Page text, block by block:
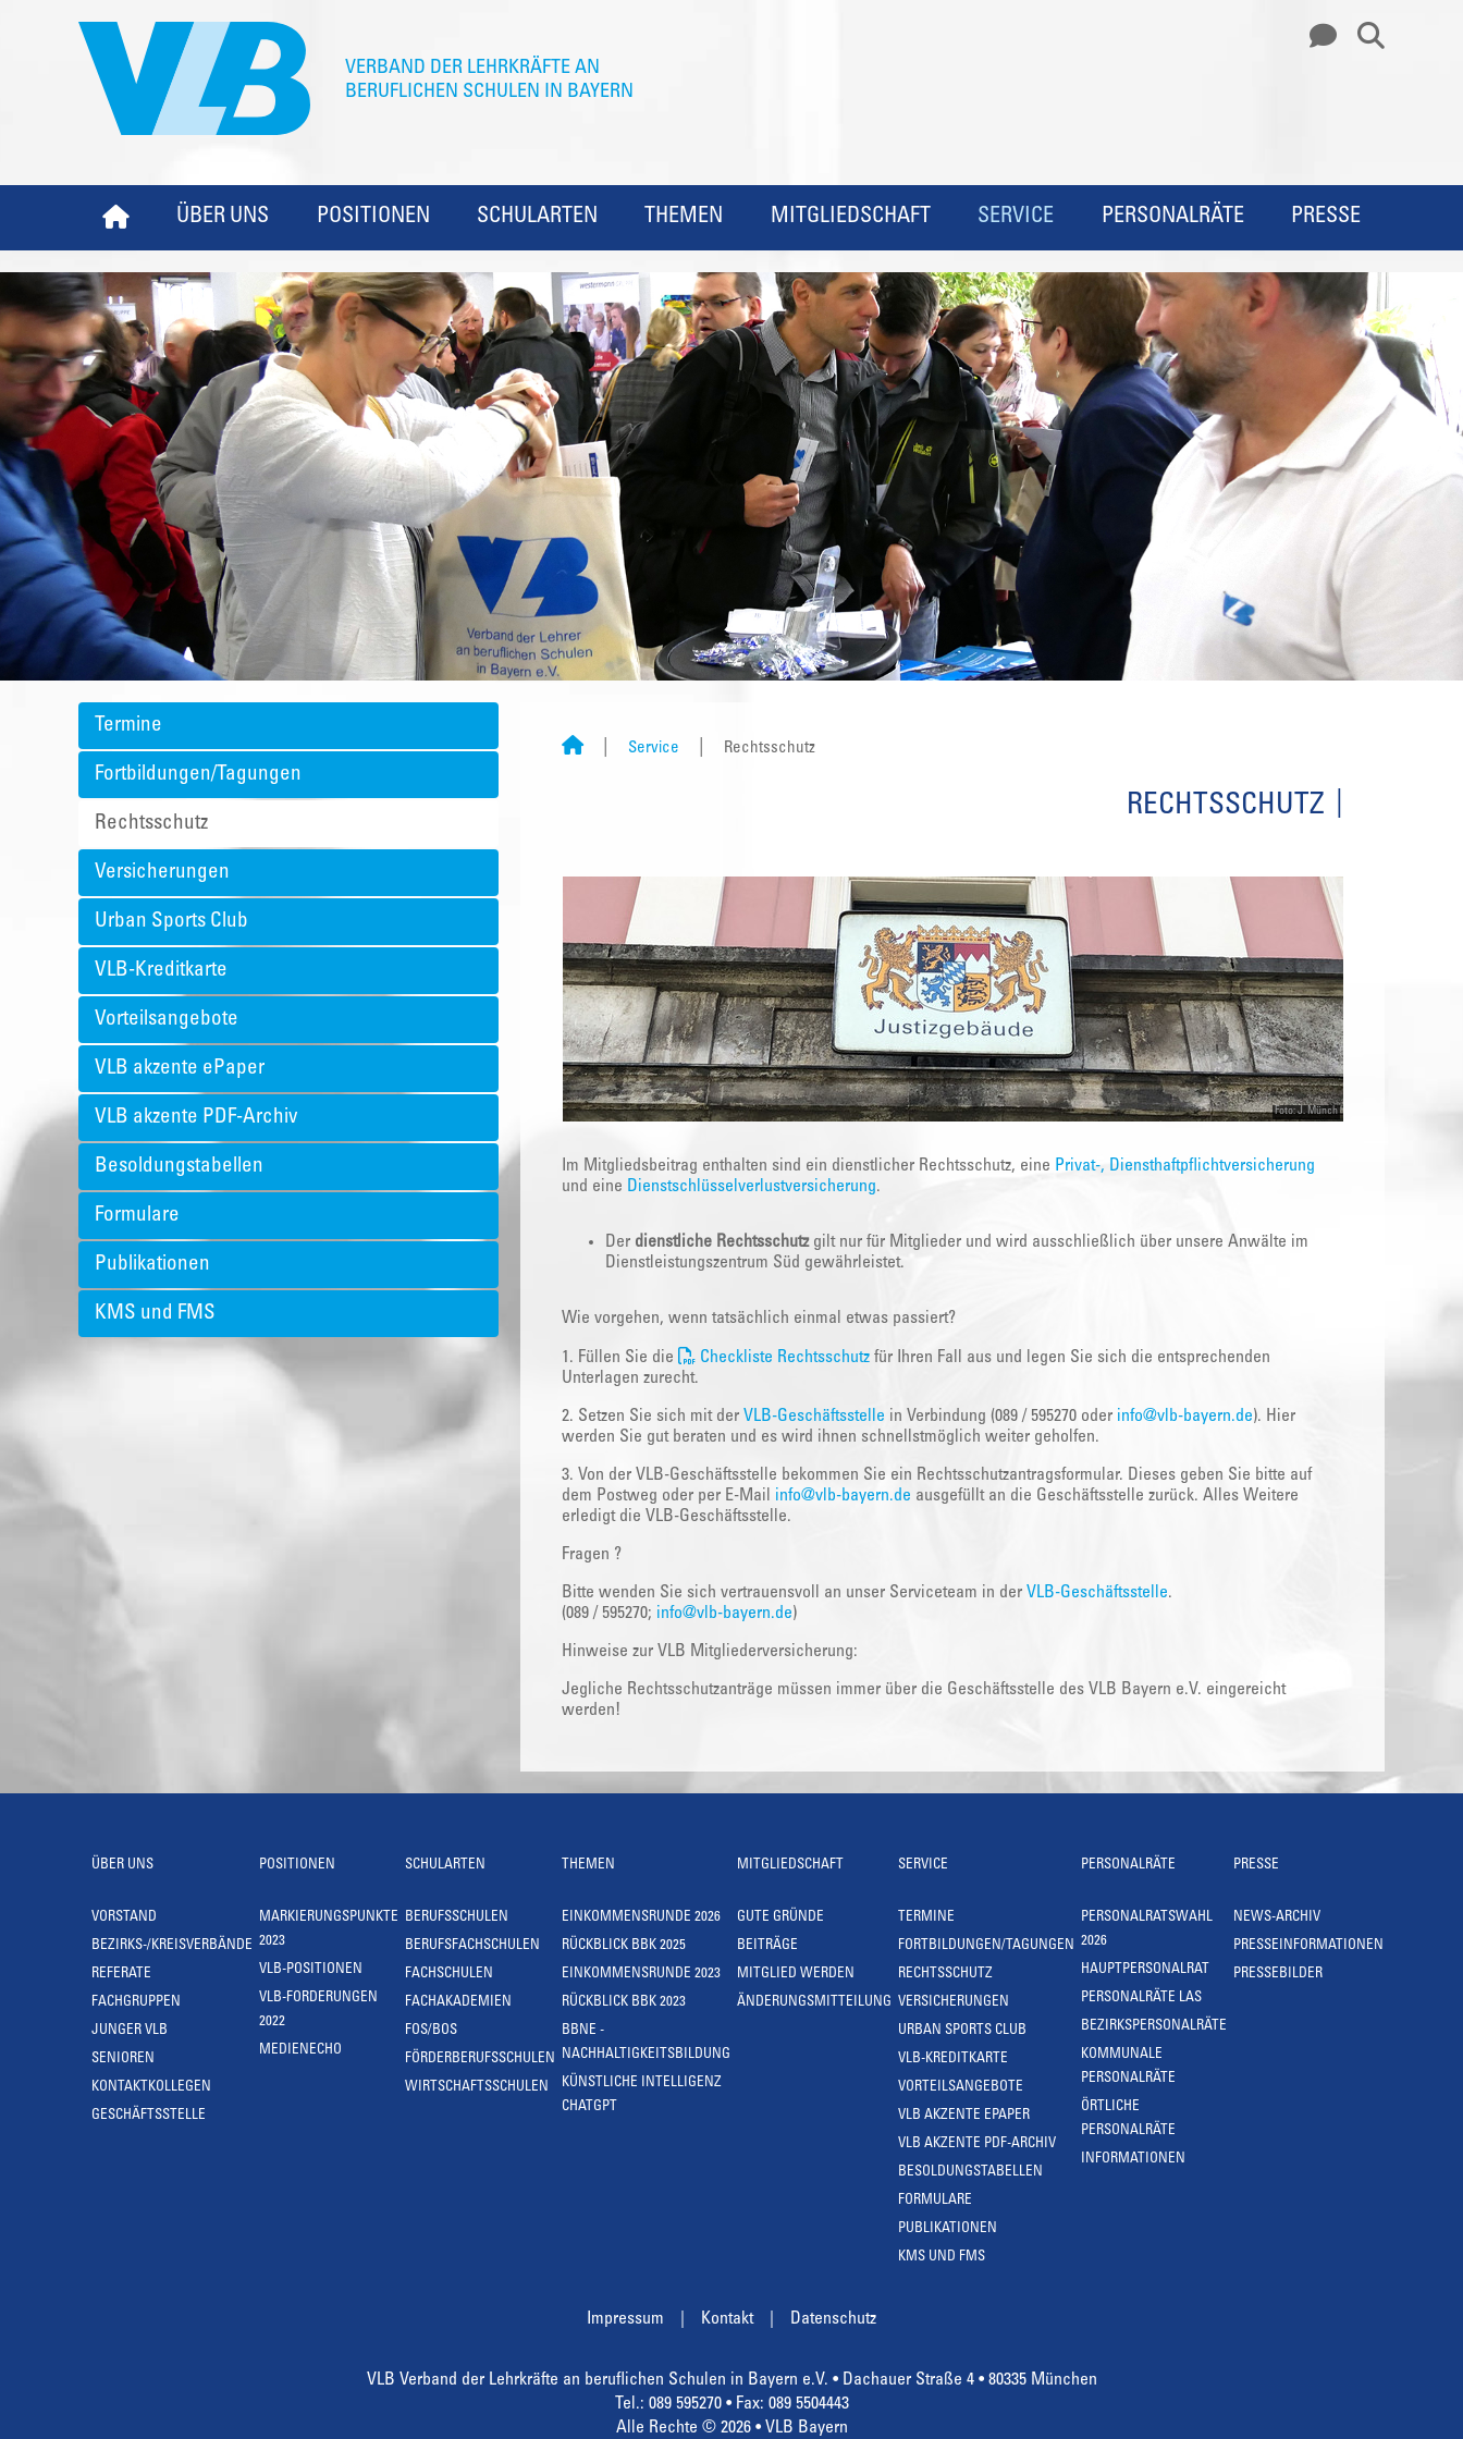
ÜBER UNS POSITIONEN SCHULARTEN THEMEN MITGLIEDSCHAFT SERVICE PERSONALRÄTE PRESSE
Termine
Fortbildungen/Tagungen
Rechtsschutz
Versicherungen
Urban Sports Club
VLB-Kreditkarte
Vorteilsangebote
VLB akzente ePaper
VLB akzente PDF-Archiv
Besoldungstabellen
Formulare
Publikationen
KMS und FMS
Service Rechtsschutz
RECHTSSCHUTZ
Foto: J. Münch
Im Mitgliedsbeitrag enthalten sind ein dienstlicher Rechtsschutz, eine Privat-, Diensthaftpflichtversicherung
und eine Dienstschlüsselverlustversicherung.
Der dienstliche Rechtsschutzgilt nur für Mitglieder und wird ausschließlich über unsere Anwälte im
Dienstleistungszentrum Süd gewährleistet.
Wie vorgehen, wenn tatsächlich einmal etwas passiert?
1. Füllen Sie die Checkliste Rechtsschutz für Ihren Fall aus und legen Sie sich die entsprechenden
Unterlagen zurecht.
2. Setzen Sie sich mit der VLB-Geschäftsstelle in Verbindung (089 / 595270 oder info@vlb-bayern.de). Hier
werden Sie gut beraten und es wird ihnen schnellstmöglich weiter geholfen.
3. Von der VLB-Geschäftsstelle bekommen Sie ein Rechtsschutzantragsformular. Dieses geben Sie bitte auf
dem Postweg oder per E-Mail info@vlb-bayern.de ausgefüllt an die Geschäftsstelle zurück. Alles Weitere
erledigt die VLB-Geschäftsstelle.
Fragen ?
Bitte wenden Sie sich vertrauensvoll an unser Serviceteam in der VLB-Geschäftsstelle.
(089 / 595270; info@vlb-bayern.de)
Hinweise zur VLB Mitgliederversicherung:
Jegliche Rechtsschutzanträge müssen immer über die Geschäftsstelle des VLB Bayern e.V. eingereicht
werden!
ÜBER UNS
VORSTAND
BEZIRKS-/KREISVERBÄNDE
REFERATE
FACHGRUPPEN
JUNGER VLB
SENIOREN
KONTAKTKOLLEGEN
GESCHÄFTSSTELLE
POSITIONEN
MARKIERUNGSPUNKTE
2023
VLB-POSITIONEN
VLB-FORDERUNGEN
2022
MEDIENECHO
SCHULARTEN
BERUFSSCHULEN
BERUFSFACHSCHULEN
FACHSCHULEN
FACHAKADEMIEN
FOS/BOS
FÖRDERBERUFSSCHULEN
WIRTSCHAFTSSCHULEN
THEMEN
EINKOMMENSRUNDE 2026
RÜCKBLICK BBK 2025
EINKOMMENSRUNDE 2023
RÜCKBLICK BBK 2023
BBNE -
NACHHALTIGKEITSBILDUNG
KÜNSTLICHE INTELLIGENZ
CHATGPT
MITGLIEDSCHAFT
GUTE GRÜNDE
BEITRÄGE
MITGLIED WERDEN
ÄNDERUNGSMITTEILUNG
SERVICE
TERMINE
FORTBILDUNGEN/TAGUNGEN
RECHTSSCHUTZ
VERSICHERUNGEN
URBAN SPORTS CLUB
VLB-KREDITKARTE
VORTEILSANGEBOTE
VLB AKZENTE EPAPER
VLB AKZENTE PDF-ARCHIV
BESOLDUNGSTABELLEN
FORMULARE
PUBLIKATIONEN
KMS UND FMS
PERSONALRÄTE
PERSONALRATSWAHL
2026
HAUPTPERSONALRAT
PERSONALRÄTE LAS
BEZIRKSPERSONALRÄTE
KOMMUNALE
PERSONALRÄTE
ÖRTLICHE
PERSONALRÄTE
INFORMATIONEN
PRESSE
NEWS-ARCHIV
PRESSEINFORMATIONEN
PRESSEBILDER
Impressum Kontakt Datenschutz
VLB Verband der Lehrkräfte an beruflichen Schulen in Bayern e.V. • Dachauer Straße 4 • 80335 München
Tel.: 089 595270 • Fax: 089 5504443
Alle Rechte © 2026 • VLB Bayern